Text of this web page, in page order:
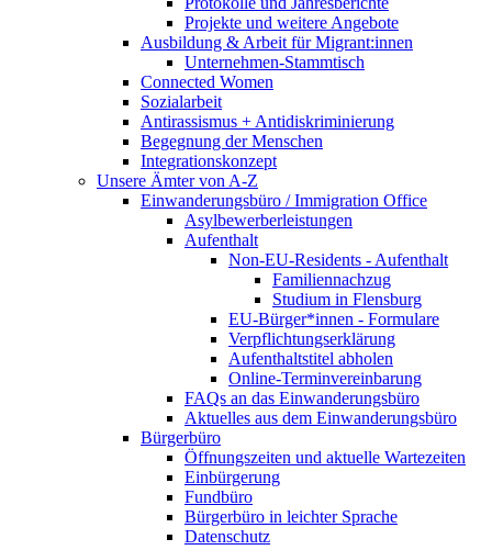
Projekte und weitere Angebote
Ausbildung & Arbeit für Migrant:innen
Unternehmen-Stammtisch
Connected Women
Sozialarbeit
Antirassismus + Antidiskriminierung
Begegnung der Menschen
Integrationskonzept
Unsere Ämter von A-Z
Einwanderungsbüro / Immigration Office
Asylbewerberleistungen
Aufenthalt
Non-EU-Residents - Aufenthalt
Familiennachzug
Studium in Flensburg
EU-Bürger*innen - Formulare
Verpflichtungserklärung
Aufenthaltstitel abholen
Online-Terminvereinbarung
FAQs an das Einwanderungsbüro
Aktuelles aus dem Einwanderungsbüro
Bürgerbüro
Öffnungszeiten und aktuelle Wartezeiten
Einbürgerung
Fundbüro
Bürgerbüro in leichter Sprache
Datenschutz